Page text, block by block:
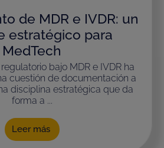
de MDR e IVDR: un
estratégico para
MedTech
bajo MDR e IVDR ha
cuestión de documentación a
disciplina estratégica que da
forma a ...
Leer más